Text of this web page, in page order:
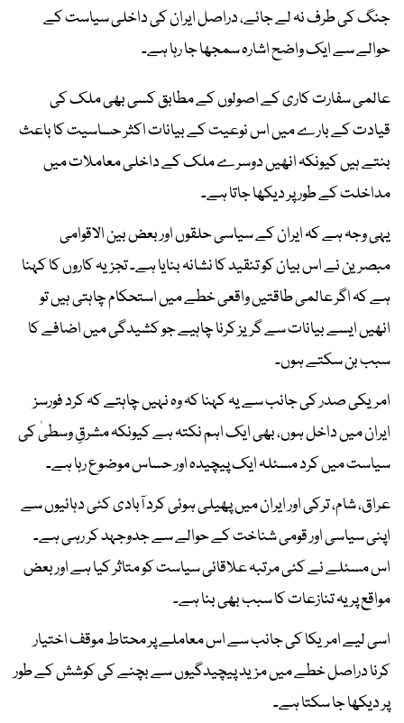
جنگ کی طرف نہ لے جائے، دراصل ایران کی داخلی سیاست کے
حوالے سے ایک واضح اشارہ سمجھا جا رہا ہے۔
عالمی سفارت کاری کے اصولوں کے مطابق کسی بھی ملک کی
قیادت کے بارے میں اس نوعیت کے بیانات اکثر حساسیت کا باعث
بنتے ہیں کیونکہ انھیں دوسرے ملک کے داخلی معاملات میں
مداخلت کے طور پر دیکھا جاتا ہے۔
یہی وجہ ہے کہ ایران کے سیاسی حلقوں اور بعض بین الاقوامی
مبصرین نے اس بیان کو تنقید کا نشانہ بنایا ہے۔ تجزیہ کاروں کا کہنا
ہے کہ اگر عالمی طاقتیں واقعی خطے میں استحکام چاہتی ہیں تو
انھیں ایسے بیانات سے گریز کرنا چاہیے جو کشیدگی میں اضافے کا
سبب بن سکتے ہوں۔
امریکی صدر کی جانب سے یہ کہنا کہ وہ نہیں چاہتے کہ کرد فورسز
ایران میں داخل ہوں، بھی ایک اہم نکتہ ہے کیونکہ مشرقِ وسطیٰ کی
سیاست میں کرد مسئلہ ایک پیچیدہ اور حساس موضوع رہا ہے۔
عراق، شام، ترکی اور ایران میں پھیلی ہوئی کرد آبادی کئی دہائیوں سے
اپنی سیاسی اور قومی شناخت کے حوالے سے جدوجہد کر رہی ہے۔
اس مسئلے نے کئی مرتبہ علاقائی سیاست کو متاثر کیا ہے اور بعض
مواقع پر یہ تنازعات کا سبب بھی بنا ہے۔
اسی لیے امریکا کی جانب سے اس معاملے پر محتاط موقف اختیار
کرنا دراصل خطے میں مزید پیچیدگیوں سے بچنے کی کوشش کے طور
پر دیکھا جا سکتا ہے۔